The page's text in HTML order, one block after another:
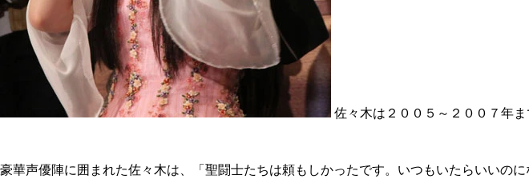
佐々木は２００５～２００７年
豪華声優陣に囲まれた佐々木は、「聖闘士たちは頼もしかったです。いつもいたらいいのに